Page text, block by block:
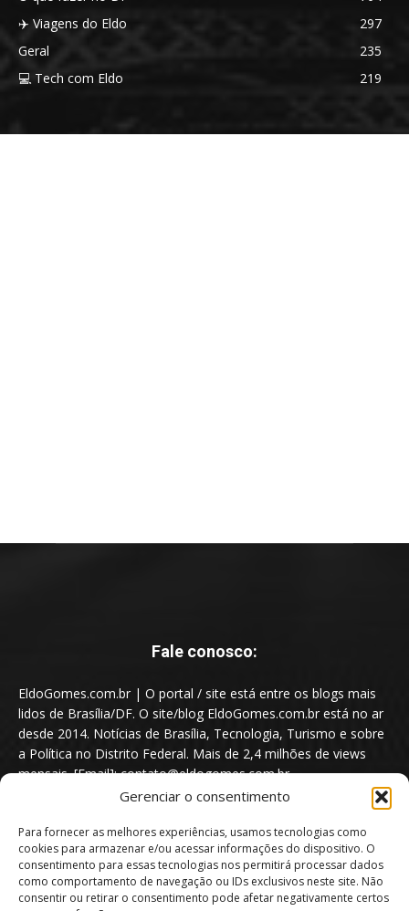
Gerenciar o consentimento
Para fornecer as melhores experiências, usamos tecnologias como
cookies para armazenar e/ou acessar informações do dispositivo. O
consentimento para essas tecnologias nos permitirá processar dados
como comportamento de navegação ou IDs exclusivos neste site. Não
consentir ou retirar o consentimento pode afetar negativamente certos
✈️ Viagens do Eldo
297
Geral
235
💻 Tech com Eldo
219
Fale conosco:
EldoGomes.com.br | O portal / site está entre os blogs mais
lidos de Brasília/DF. O site/blog EldoGomes.com.br está no ar
desde 2014. Notícias de Brasília, Tecnologia, Turismo e sobre
a Política no Distrito Federal. Mais de 2,4 milhões de views
mensais. [Email]: contato@eldogomes.com.br